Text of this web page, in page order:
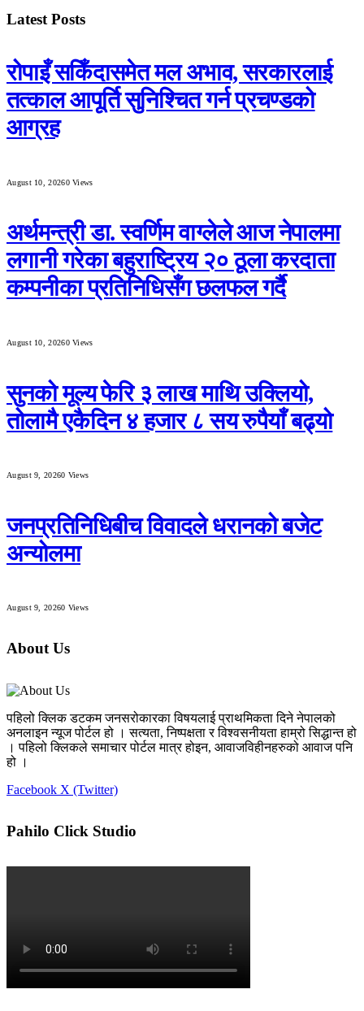
Latest Posts
रोपाइँ सकिँदासमेत मल अभाव, सरकारलाई
तत्काल आपूर्ति सुनिश्चित गर्न प्रचण्डको
आग्रह
August 10, 20260Views
अर्थमन्त्री डा. स्वर्णिम वाग्लेले आज नेपालमा
लगानी गरेका बहुराष्ट्रिय २० ठूला करदाता
कम्पनीका प्रतिनिधिसँग छलफल गर्दै
August 10, 20260Views
सुनको मूल्य फेरि ३ लाख माथि उक्लियो,
तोलामै एकैदिन ४ हजार ८ सय रुपैयाँ बढ्यो
August 9, 20260 Views
जनप्रतिनिधिबीच विवादले धरानको बजेट
अन्योलमा
August 9, 20260 Views
About Us
पहिलो क्लिक डटकम जनसरोकारका विषयलाई प्राथमिकता दिने नेपालको
अनलाइन न्यूज पोर्टल हो । सत्यता, निष्पक्षता र विश्वसनीयता हाम्रो सिद्धान्त हो
। पहिलो क्लिकले समाचार पोर्टल मात्र होइन, आवाजविहीनहरुको आवाज पनि
हो ।
Facebook X (Twitter)
Pahilo Click Studio